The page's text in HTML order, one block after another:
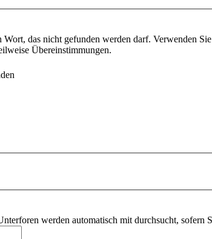
Wort, das nicht gefunden werden darf. Verwenden
Übereinstimmungen.
werden automatisch mit durchsucht,